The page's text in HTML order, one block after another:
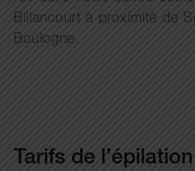
Billancourt à proximité de
Boulogne.
Tarifs de